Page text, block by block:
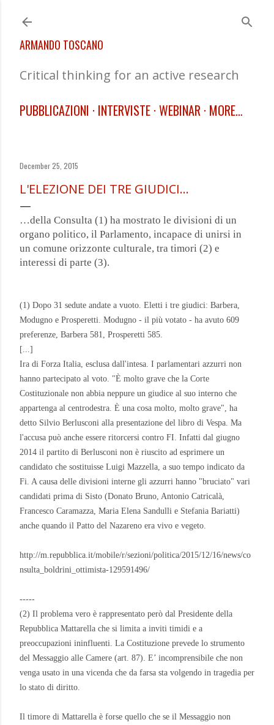
ARMANDO TOSCANO
Critical thinking for an active research
PUBBLICAZIONI INTERVISTE WEBINAR MORE…
December 25, 2015
L'ELEZIONE DEI TRE GIUDICI...
…della Consulta (1) ha mostrato le divisioni di un
organo politico, il Parlamento, incapace di unirsi in
un comune orizzonte culturale, tra timori (2) e
interessi di parte (3).
(1) Dopo 31 sedute andate a vuoto. Eletti i tre giudici: Barbera,
Modugno e Prosperetti. Modugno - il più votato - ha avuto 609
preferenze, Barbera 581, Prosperetti 585.
[...]
Ira di Forza Italia, esclusa dall'intesa. I parlamentari azzurri non
hanno partecipato al voto. "È molto grave che la Corte
Costituzionale non abbia neppure un giudice al suo interno che
appartenga al centrodestra. È una cosa molto, molto grave", ha
detto Silvio Berlusconi alla presentazione del libro di Vespa. Ma
l'accusa può anche essere ritorcersi contro FI. Infatti dal giugno
2014 il partito di Berlusconi non è riuscito ad esprimere un
candidato che sostituisse Luigi Mazzella, a suo tempo indicato da
Fi. A causa delle divisioni interne gli azzurri hanno "bruciato" vari
candidati prima di Sisto (Donato Bruno, Antonio Catricalà,
Francesco Caramazza, Maria Elena Sandulli e Stefania Bariatti)
anche quando il Patto del Nazareno era vivo e vegeto.
http://m.repubblica.it/mobile/r/sezioni/politica/2015/12/16/news/co
nsulta_boldrini_ottimista-129591496/
-----
(2) Il problema vero è rappresentato però dal Presidente della
Repubblica Mattarella che si limita a inviti timidi e a
preoccupazioni ininfluenti. La Costituzione prevede lo strumento
del Messaggio alle Camere (art. 87). E’ incomprensibile che non
venga usato in una vicenda che da farsa sta volgendo in tragedia per
lo stato di diritto.
Il timore di Mattarella è forse quello che se il Messaggio non